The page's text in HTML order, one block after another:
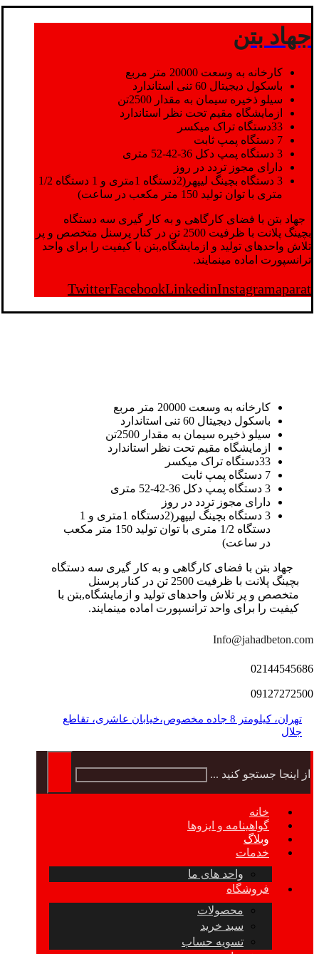
جهاد بتن
کارخانه به وسعت 20000 متر مربع
باسکول دیجیتال 60 تنی استاندارد
سیلو ذخیره سیمان به مقدار 2500تن
ازمایشگاه مقیم تحت نظر استاندارد
33دستگاه تراک میکسر
7 دستگاه پمپ ثابت
3 دستگاه پمپ دکل 36-42-52 متری
دارای مجوز تردد در روز
3 دستگاه بچینگ لیپهر(2دستگاه 1متری و 1 دستگاه 1/2
متری با توان تولید 150 متر مکعب در ساعت)
جهاد بتن با فضای کارگاهی و به کار گیری سه دستگاه
بچینگ پلانت با ظرفیت 2500 تن در کنار پرسنل متخصص و پر
تلاش واحدهای تولید و ازمایشگاه,بتن با کیفیت را برای واحد
ترانسپورت اماده مینمایند.
TwitterFacebookLinkedinInstagramaparat
کارخانه به وسعت 20000 متر مربع
باسکول دیجیتال 60 تنی استاندارد
سیلو ذخیره سیمان به مقدار 2500تن
ازمایشگاه مقیم تحت نظر استاندارد
33دستگاه تراک میکسر
7 دستگاه پمپ ثابت
3 دستگاه پمپ دکل 36-42-52 متری
دارای مجوز تردد در روز
3 دستگاه بچینگ لیپهر(2دستگاه 1متری و 1
دستگاه 1/2 متری با توان تولید 150 متر مکعب
در ساعت)
جهاد بتن با فضای کارگاهی و به کار گیری سه دستگاه
بچینگ پلانت با ظرفیت 2500 تن در کنار پرسنل
متخصص و پر تلاش واحدهای تولید و ازمایشگاه,بتن با
کیفیت را برای واحد ترانسپورت اماده مینمایند.
Info@jahadbeton.com
02144545686
09127272500
تهران، کیلومتر 8 جاده مخصوص،خیابان عاشری، تقاطع
جلال
از اینجا جستجو کنید ...
خانه
گواهینامه و ایزوها
وبلاگ
خدمات
واحد های ما
فروشگاه
محصولات
سبد خرید
تسویه حساب